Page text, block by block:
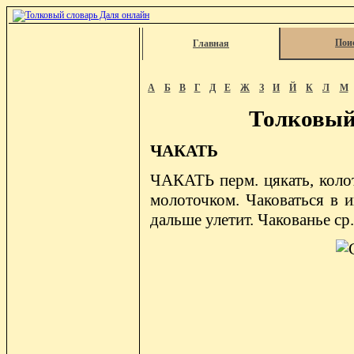
Главная
А Б В Г Д Е Ж З И Й К Л М
ЧАКАТЬ
ЧАКАТЬ перм. цякать,
молоточком. Чаковаться в
дальше улетит. Чакованье